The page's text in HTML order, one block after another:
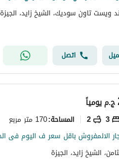
ويست تاون سوديك، الشيخ زايد، الجيزة
اتصل
ج.ميومياً
3
2 المساحة:170 متر مربع
الشيخ زايد، الجيزة